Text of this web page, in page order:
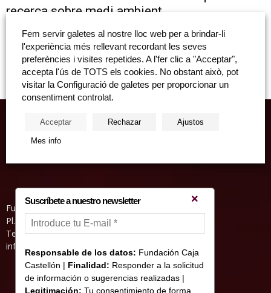
recerca sobre medi ambient
Els seleccionats són alumnes de les Universitats de la Comunitat
Valenciana. Cadascuna de les beques de recerca sobre medi ambient
ha sigut dotada...
Fundació Caixa Castelló • Casa Abadía
Pl. de l’Herba, s/nº. 12001 Castelló de la Plana
Telèfon 964 232 551 • Fax 964 231 550
informacion@fundacioncajacastellon.es
Suscríbete a nuestro newsletter
Responsable de los datos: Fundación Caja
Castellón | Finalidad: Responder a la solicitud
de información o sugerencias realizadas |
Legitimación: Tu consentimiento de forma
Fem servir galetes al nostre lloc web per a brindar-li
l'experiència més rellevant recordant les seves
preferències i visites repetides. A l'fer clic a "Acceptar",
accepta l'ús de TOTS els cookies. No obstant això, pot
visitar la Configuració de galetes per proporcionar un
consentiment controlat.
Acceptar Rechazar Ajustos
Mes info